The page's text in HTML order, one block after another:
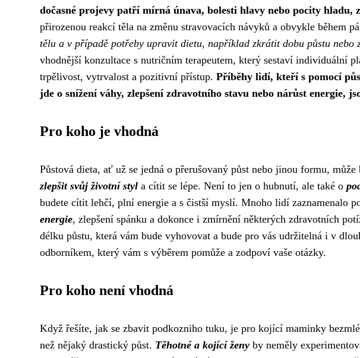
dočasné projevy patří mírná únava, bolesti hlavy nebo pocity hladu,
přirozenou reakcí těla na změnu stravovacích návyků a obvykle během
tělu a v případě potřeby upravit dietu, například zkrátit dobu půstu nebo
vhodnější konzultace s nutričním terapeutem, který sestaví individuální
trpělivost, vytrvalost a pozitivní přístup. Příběhy lidí, kteří s pomocí
jde o snížení váhy, zlepšení zdravotního stavu nebo nárůst energie,
Pro koho je vhodná
Půstová dieta, ať už se jedná o přerušovaný půst nebo jinou formu,
zlepšit svůj životní styl a cítit se lépe. Není to jen o hubnutí, ale také o
budete cítit lehčí, plní energie a s čistší myslí. Mnoho lidí zaznamenalo
energie, zlepšení spánku a dokonce i zmírnění některých zdravotních
délku půstu, která vám bude vyhovovat a bude pro vás udržitelná i v
odborníkem, který vám s výběrem pomůže a zodpoví vaše otázky.
Pro koho není vhodná
Když řešíte, jak se zbavit podkozniho tuku, je pro kojící maminky
než nějaký drastický půst. Těhotné a kojící ženy by neměly